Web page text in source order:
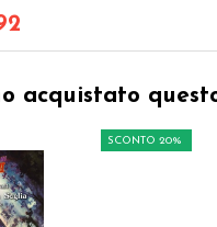
acquistato
SCONTO 20%